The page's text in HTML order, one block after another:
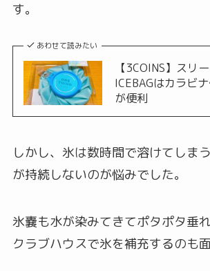
す。
あわせて読みたい
【3COINS】スリ
ICEBAGはカラビ
が便利
しかし、氷は数時間で溶けてしま
が持続しないのが悩みでした。
氷嚢も水が染みてきてポタポタ垂
クラブハウスで氷を補充するのも面